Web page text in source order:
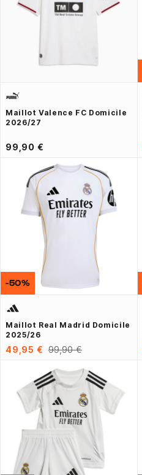
Maillot Valence FC Domicile
2026/27
99,90 €
Maillot Real Madrid Domicile
2025/26
49,95 € 99,90 €
-50%